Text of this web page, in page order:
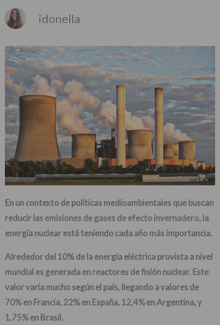
idonella
En un contexto de políticas medioambientales que buscan
reducir lasemisiones de gases de efecto invernadero, la
energía nuclear está teniendo cada año más importancia.
Alrededor del 10% de la energía eléctrica provista a nivel
mundial es generada en reactores de fisión nuclear. Este
valor varía mucho según el país, llegando a valores de
70%en Francia,22%en España,12,4%en Argentina, y
1,75%en Brasil.